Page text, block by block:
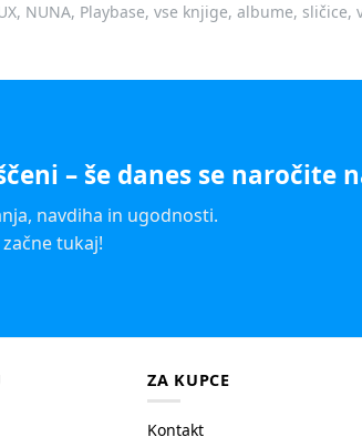
NUNA, Playbase, vse knjige, albume,
– še danes se naročite
navdiha in ugodnosti.
tukaj!
ZA KUPCE
Kontakt